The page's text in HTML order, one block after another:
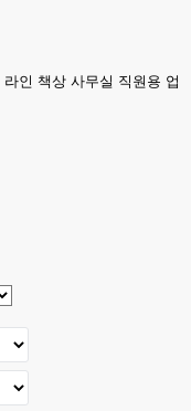
라인 책상 사무실 직원용 업